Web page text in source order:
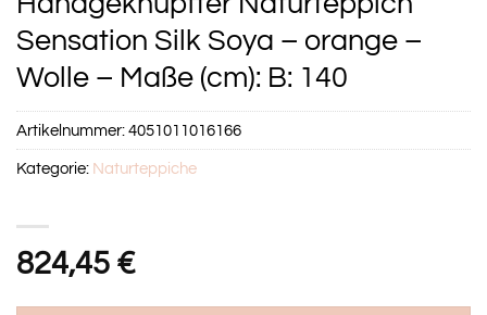
Sensation Silk Soya – orange –
Wolle – Maße (cm): B: 140
824,45 €
Artikelnummer:4051011016166
Kategorie: Naturteppiche